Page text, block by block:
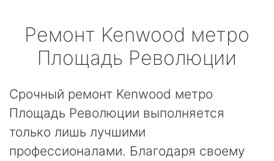
Ремонт Kenwood метро
Площадь Революции
Срочный ремонт Kenwood метро
Площадь Революции выполняется
только лишь лучшими
профессионалами. Благодаря своему